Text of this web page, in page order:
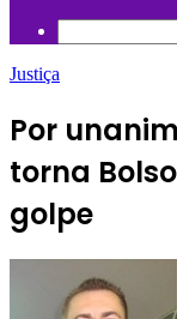
Justiça
Por
torna
golpe